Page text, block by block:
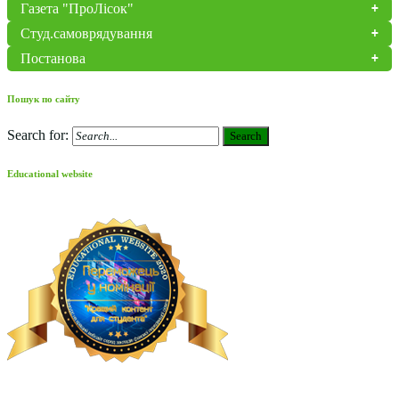
Газета "ПроЛісок"
Студ.самоврядування
Постанова
Пошук по сайту
Search for: Search
Educational website